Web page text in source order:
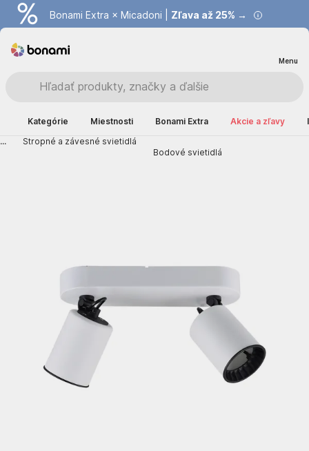
Bonami Extra × Micadoni | Zľava až 25% →
Menu
Kategórie Miestnosti Bonami Extra Akcie a zľavy
...
Stropné a závesné svietidlá
Bodové svietidlá